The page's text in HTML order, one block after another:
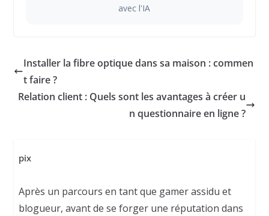
avec l'IA
Installer la fibre optique dans sa maison : commen
t faire ?
Relation client : Quels sont les avantages à créer u
n questionnaire en ligne ?
pix
Après un parcours en tant que gamer assidu et
blogueur, avant de se forger une réputation dans